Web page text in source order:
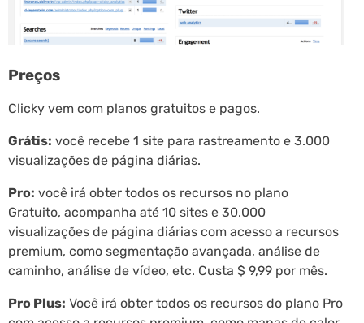
Preços
Clicky vem com planos gratuitos e pagos.
Grátis: você recebe 1 site para rastreamento e 3.000
visualizações de página diárias.
Pro: você irá obter todos os recursos no plano
Gratuito, acompanha até 10 sites e 30.000
visualizações de página diárias com acesso a recursos
premium, como segmentação avançada, análise de
caminho, análise de vídeo, etc. Custa $ 9,99 por mês.
Pro Plus: Você irá obter todos os recursos do plano Pro